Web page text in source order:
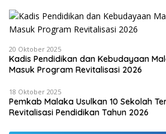
20 Oktober 2025
Kadis Pendidikan dan Kebudayaan
Masuk Program Revitalisasi 2026
18 Oktober 2025
Pemkab Malaka Usulkan 10 Sekolah
Revitalisasi Pendidikan Tahun 2026